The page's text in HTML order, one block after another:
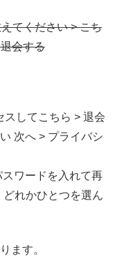
てください > こち
会する
してこちら > 退会
次へ > プライバシ
ワードを入れて再
れかひとつを選ん
ます。